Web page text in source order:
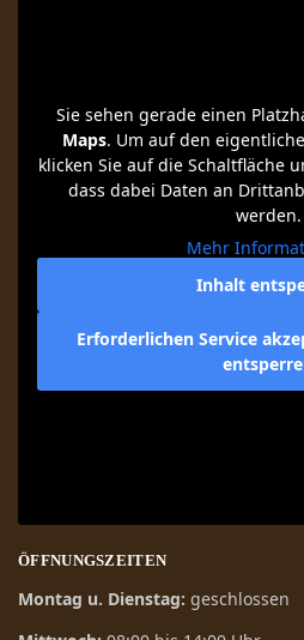
Sie sehen gerade einen
Maps. Um auf den
klicken Sie auf die Schaltfläche
dass dabei Daten an
werden.
Mehr
Inhalt
Erforderlichen Service
ÖFFNUNGSZEITEN
Montag u. Dienstag: geschlossen